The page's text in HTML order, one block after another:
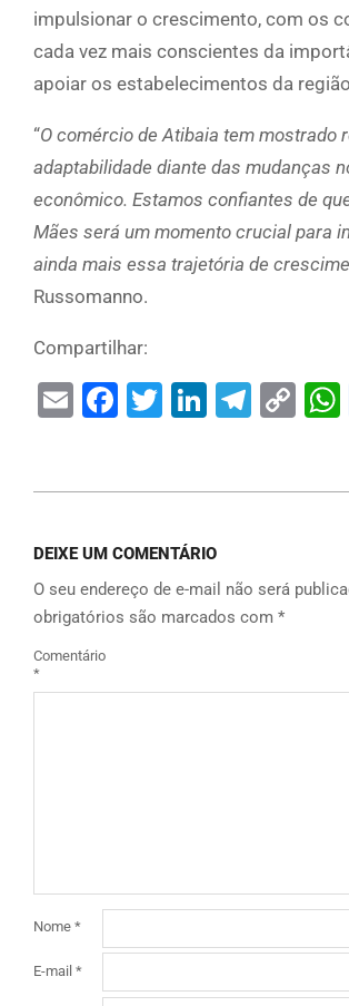
impulsionar o crescimento, com os
cada vez mais conscientes da
apoiar os estabelecimentos da
“O comércio de Atibaia tem mostrado
adaptabilidade diante das mudanças
econômico. Estamos confiantes de
Mães será um momento crucial para
ainda mais essa trajetória de
Russomanno.
Compartilhar:
EmailFacebook
Twitter
LinkedIn
DEIXE UM COMENTÁRIO
O seu endereço de e-mail não será
obrigatórios são marcados com *
Comentário
*
Nome *
E-mail *